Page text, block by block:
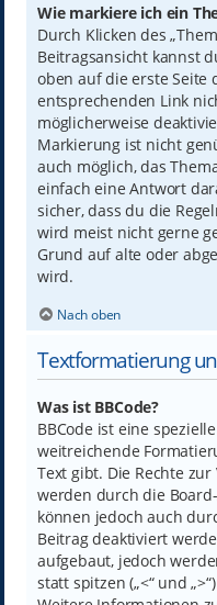
Wie markiere ich ein
Durch Klicken des
Beitragsansicht kannst
oben auf die erste Seite
entsprechenden Link
möglicherweise
Markierung ist nicht
auch möglich, das
einfach eine Antwort
sicher, dass du die
wird meist nicht gerne
Grund auf alte oder
wird.
Nach oben
Textformatierung
Was ist BBCode?
BBCode ist eine
weitreichende
Text gibt. Die Rechte
werden durch die
können jedoch auch
Beitrag deaktiviert
aufgebaut, jedoch
statt spitzen („<“ und